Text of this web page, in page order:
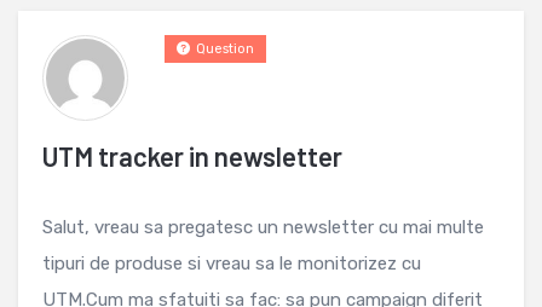
UTM tracker in newsletter
Question
Salut, vreau sa pregatesc un newsletter cu mai multe
tipuri de produse si vreau sa le monitorizez cu
UTM.Cum ma sfatuiti sa fac: sa pun campaign diferit